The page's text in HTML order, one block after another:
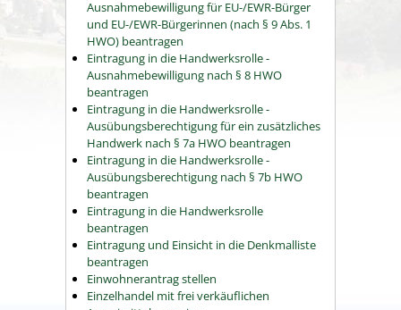
Ausnahmebewilligung für EU-/EWR-Bürger
und EU-/EWR-Bürgerinnen (nach § 9 Abs. 1
HWO) beantragen
Eintragung in die Handwerksrolle -
Ausnahmebewilligung nach § 8 HWO
beantragen
Eintragung in die Handwerksrolle -
Ausübungsberechtigung für ein zusätzliches
Handwerk nach § 7a HWO beantragen
Eintragung in die Handwerksrolle -
Ausübungsberechtigung nach § 7b HWO
beantragen
Eintragung in die Handwerksrolle
beantragen
Eintragung und Einsicht in die Denkmalliste
beantragen
Einwohnerantrag stellen
Einzelhandel mit frei verkäuflichen